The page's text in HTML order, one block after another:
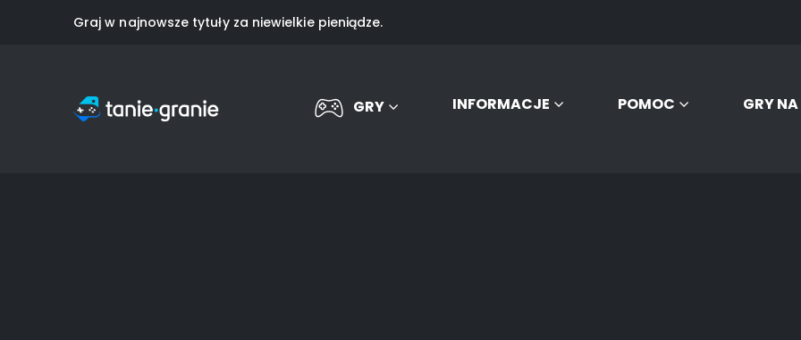
Graj w najnowsze tytuły za niewielkie pieniądze.
GRY INFORMACJE POMOC GRY